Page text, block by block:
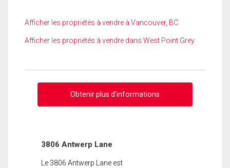
Afficher les propriétés à vendre à Vancouver, BC
Afficher les propriétés à vendre dans West Point Grey
Obtenir plus d'informations
3806 Antwerp Lane
Le 3806 Antwerp Lane est